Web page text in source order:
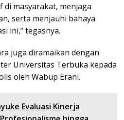
masyarakat, menjaga
serta menjauhi bahaya
ini,” tegasnya.
juga diramaikan dengan
Universitas Terbuka kepada
oleh Wabup Erani.
Evaluasi Kinerja